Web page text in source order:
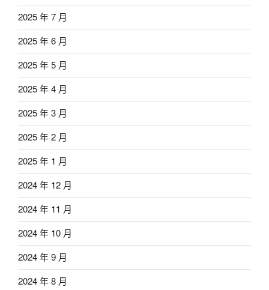
2025 年 7 月
2025 年 6 月
2025 年 5 月
2025 年 4 月
2025 年 3 月
2025 年 2 月
2025 年 1 月
2024 年 12 月
2024 年 11 月
2024 年 10 月
2024 年 9 月
2024 年 8 月